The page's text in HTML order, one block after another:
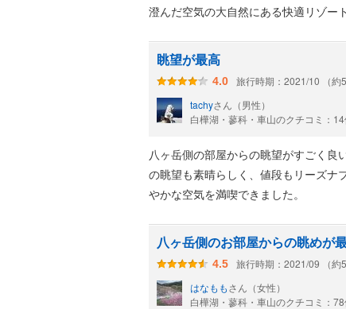
澄んだ空気の大自然にある快適リゾー
眺望が最高
4.0
旅行時期：2021/10 （約5
tachyさん（男性）
白樺湖・蓼科・車山のクチコミ：
八ヶ岳側の部屋からの眺望がすごく良
の眺望も素晴らしく、値段もリーズナ
やかな空気を満喫できました。
八ヶ岳側のお部屋からの眺めが
4.5
旅行時期：2021/09 （約5
はなももさん（女性）
白樺湖・蓼科・車山のクチコミ：